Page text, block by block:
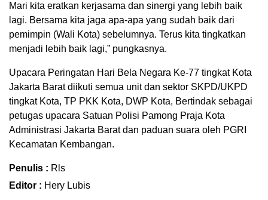
Mari kita eratkan kerjasama dan sinergi yang lebih baik
lagi. Bersama kita jaga apa-apa yang sudah baik dari
pemimpin (Wali Kota) sebelumnya. Terus kita tingkatkan
menjadi lebih baik lagi,” pungkasnya.
Upacara Peringatan Hari Bela Negara Ke-77 tingkat Kota
Jakarta Barat diikuti semua unit dan sektor SKPD/UKPD
tingkat Kota, TP PKK Kota, DWP Kota, Bertindak sebagai
petugas upacara Satuan Polisi Pamong Praja Kota
Administrasi Jakarta Barat dan paduan suara oleh PGRI
Kecamatan Kembangan.
Penulis : Rls
Editor : Hery Lubis